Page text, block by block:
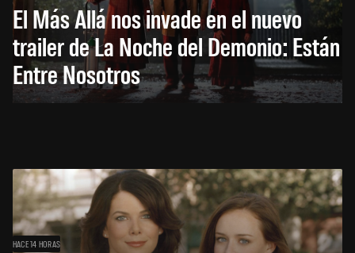
El Más Allá nos invade en el nuevo
trailer de La Noche del Demonio: Están
Entre Nosotros
HACE 14 HORAS